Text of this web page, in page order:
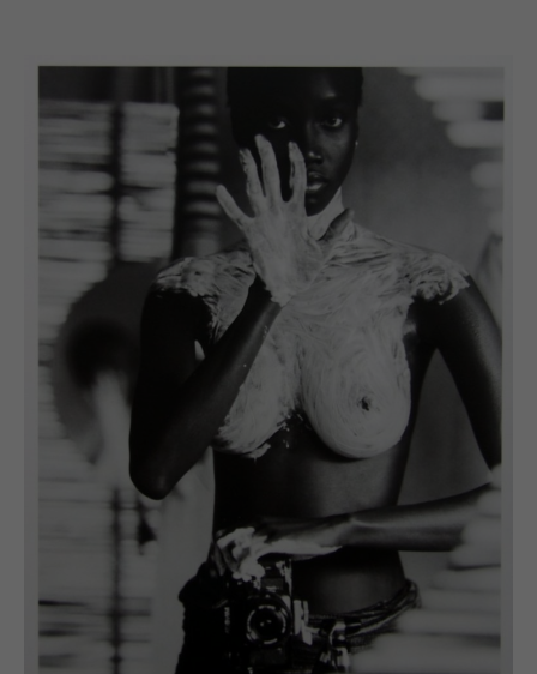
alle bevolkingslagen op elk continent ter wereld.
Ommer maakt van het project een persoonlijke
uitdaging en gewapend met een Landrover, Rolleiflex
camera, portable studio, landkaarten en een
assistent trekt Ommer de wijde wereld in. In de vier
jaren die volgen doet Uwe Ommer 150 landen aan en
interviewt en fotografeert hij meer dan 1000 families.
Als Ommer in 2000 in Parijs terugkeert heeft hij de
‘familie’ in al zijn diversiteit en huidige vorm
vastgelegd in een immense collectie van 1251 foto’s!
Zijn droom wordt een monument waaruit blijkt dat
de ‘familie’, ondanks verschillen in cultuur, geografie,
taal of religie, één van de meest wonderbaarlijke en
universele instituten is die de mensheid over de hele
wereld in gemeen heeft. Taschen publiceert in 2000
Ommer’s monument in een boek getiteld “1000
Families” en sindsdien reist de expositie “1000
Families” de hele wereld over, overal lof oogstend
voor uitzonderlijke omvang van het project, de
schoonheid van de foto ’s en het bijna tastbare
universele familiegevoel.
In 2002 wordt Uwe Ommer geëerd met de ‘Honorary
Fellowship to the Royal Photographic Society’ voor
de impact van zijn levenswerk.